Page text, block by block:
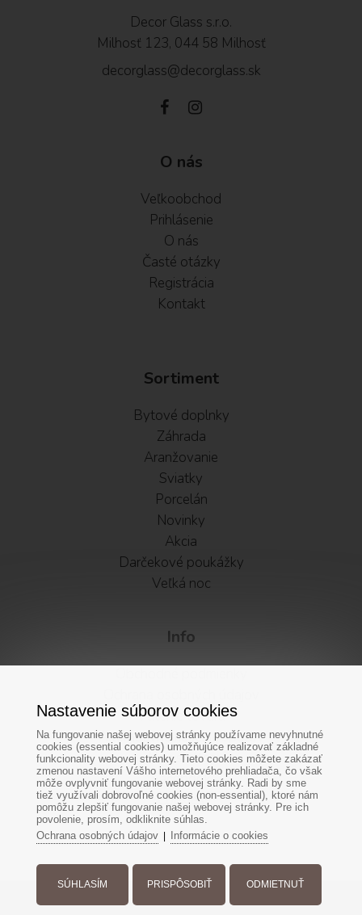
Decor Glass s.r.o.
Milhosť 123, 044 58 Milhosť
decorglass@decorglass.sk
O nás
Veľkoobchod
Prihlásenie
O nás
Časté otázky
Registrácia
Kontakt
Sortiment
Bytové doplnky
Záhrada
Aranžovanie
Sviatky
Porcelán
Novinky
Akcia
Darčekové poukážky
Veľká noc
Info
Vátenie tovaru
Alternatívne riešenie sporov
Newsletter
Facebook
Cookies
Nastavenie súborov cookies
Na fungovanie našej webovej stránky používame nevyhnutné
cookies (essential cookies) umožňujúce realizovať základné
funkcionality webovej stránky. Tieto cookies môžete zakázať
zmenou nastavení Vášho internetového prehliadača, čo však
môže ovplyvniť fungovanie webovej stránky. Radi by sme
tiež využívali dobrovoľné cookies (non-essential), ktoré nám
pomôžu zlepšiť fungovanie našej webovej stránky. Pre ich
povolenie, prosím, odkliknite súhlas.
Ochrana osobných údajov| Informácie o cookies
SÚHLASÍM PRISPÔSOBIŤ ODMIETNUŤ